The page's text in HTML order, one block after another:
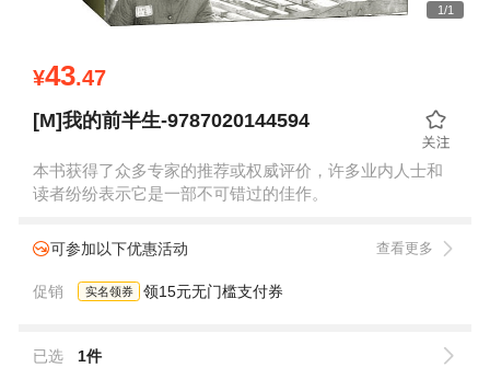
1/1
¥43.47
[M]我的前半生-9787020144594
本书获得了众多专家的推荐或权威评价，许多业内人士和
读者纷纷表示它是一部不可错过的佳作。
可参加以下优惠活动 查看更多
促销 实名领券 领15元无门槛支付券
已选 1件